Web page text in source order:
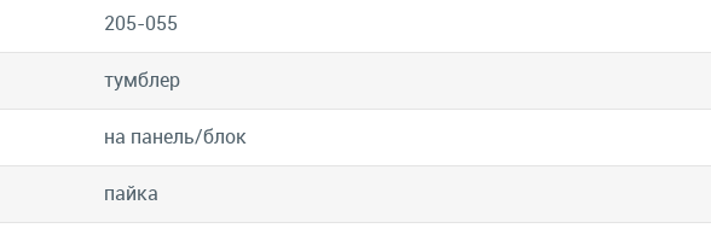
205-055
тумблер
на панель/блок
пайка